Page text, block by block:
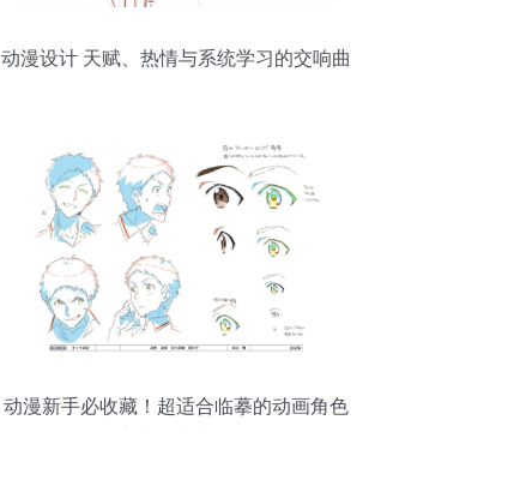
动漫设计 天赋、热情与系统学习的交响曲
动漫新手必收藏！超适合临摹的动画角色